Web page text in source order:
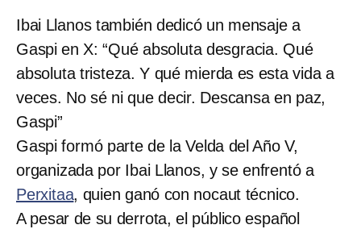
Ibai Llanos también dedicó un mensaje a
Gaspi en X: “Qué absoluta desgracia. Qué
absoluta tristeza. Y qué mierda es esta vida a
veces. No sé ni que decir. Descansa en paz,
Gaspi”
Gaspi formó parte de la Velda del Año V,
organizada por Ibai Llanos, y se enfrentó a
Perxitaa, quien ganó con nocaut técnico.
A pesar de su derrota, el público español